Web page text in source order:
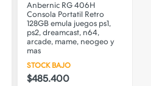
Anbernic RG 406H
Consola Portatil Retro
128GB emula juegos ps1,
ps2, dreamcast, n64,
arcade, mame, neogeo y
mas
STOCK BAJO
$485.400